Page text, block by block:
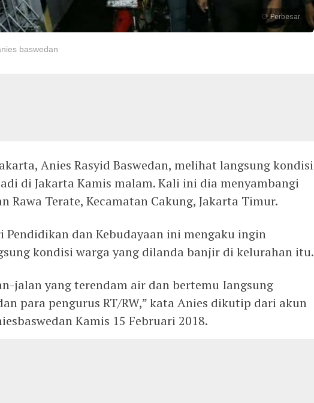
Perbesar
baswedan
Anies Rasyid Baswedan, melihat langsung kondisi
di Jakarta Kamis malam. Kali ini dia menyambangi
Rawa Terate, Kecamatan Cakung, Jakarta Timur.
Pendidikan dan Kebudayaan ini mengaku ingin
kondisi warga yang dilanda banjir di kelurahan itu.
jalan yang terendam air dan bertemu Iangsung
para pengurus RT/RW,” kata Anies dikutip dari akun
Kamis 15 Februari 2018.